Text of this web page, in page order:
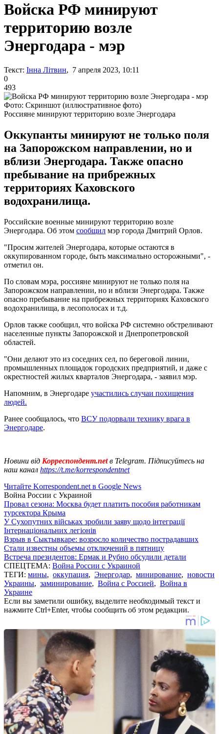
Войска РФ минируют
территорию возле
Энергодара - мэр
Текст: Інна Літвин, 7 апреля 2023, 10:11
0
493
Фото: Скриншот (иллюстративное фото)
Россияне минируют территорию возле Энергодара
Оккупанты минируют не только поля
на Запорожском направлении, но и
вблизи Энергодара. Также опасно
пребывание на прибрежных
территориях Каховского
водохранилища.
Российские военные минируют территорию возле
Энергодара. Об этом сообщил мэр города Дмитрий Орлов.
"Просим жителей Энергодара, которые остаются в
оккупированном городе, быть максимально осторожными", -
отметил он.
По словам мэра, россияне минируют не только поля на
Запорожском направлении, но и вблизи Энергодара. Также
опасно пребывание на прибрежных территориях Каховского
водохранилища, в лесополосах и т.д.
Орлов также сообщил, что войска РФ системно обстреливают
населенные пункты Запорожской и Днепропетровской
областей.
"Они делают это из соседних сел, по береговой линии,
промышленных площадок городских предприятий, и даже с
окрестностей жилых кварталов Энергодара, - заявил мэр.
Напомним, в Энергодаре участились случаи похищения
людей.
Ранее сообщалось, что ВСУ подорвали технику врага в
Энергодаре.
Новини від Корреспондент.netв Telegram. Підписуйтесь на
наш канал https://t.me/korrespondentnet
Читайте Korrespondent.net в Google News
Война России с Украиной
Провал сезона: Москва будет платить пособия работникам
турсектора Крыма
У Сухопутних військах зробили заяву щодо інтеграції
Інтернаціональних легіонів
Взрыв в Сыктывкаре: возросло количество пострадавших
Стали известны объемы отключений в пятницу
Встреча президентов: Ермак и Рубио обсудили детали
СПЕЦТЕМА: Война России с Украиной
ТЕГИ: мины, оккупация, Энергодар, минирование, новости
Украины, заминирование, Война с Россией, Война в
Украине
Если вы заметили ошибку, выделите необходимый текст и
нажмите Ctrl+Enter, чтобы сообщить об этом редакции.